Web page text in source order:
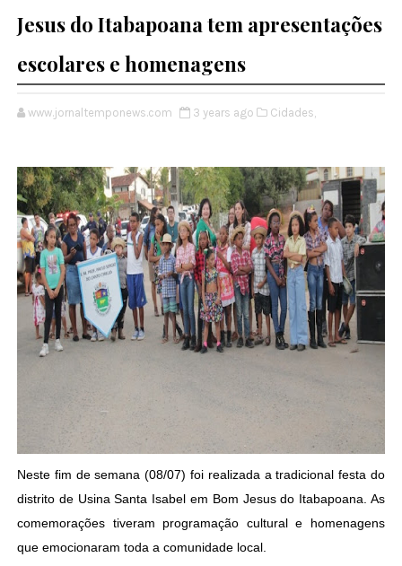
Jesus do Itabapoana tem apresentações
escolares e homenagens
www.jornaltemponews.com 3 years ago Cidades,
Neste fim de semana (08/07) foi realizada a tradicional festa do
distrito de Usina Santa Isabel em Bom Jesus do Itabapoana. As
comemorações tiveram programação cultural e homenagens
que emocionaram toda a comunidade local.